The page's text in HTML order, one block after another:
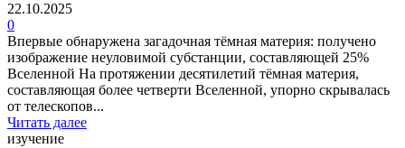
22.10.2025
0
Впервые обнаружена загадочная тёмная материя: получено
изображение неуловимой субстанции, составляющей 25%
Вселенной На протяжении десятилетий тёмная материя,
составляющая более четверти Вселенной, упорно скрывалась
от телескопов...
Читать далее
изучение